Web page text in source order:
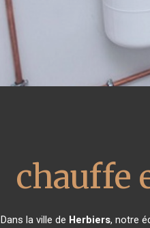
chauffe
Dans la ville de Herbiers, notre